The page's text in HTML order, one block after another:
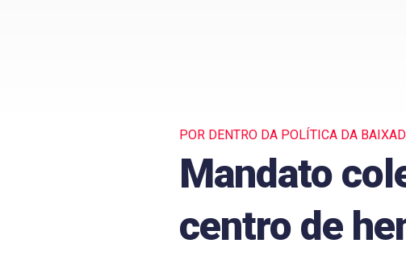
POR DENTRO DA POLÍTICA DA
Mandato
centro de